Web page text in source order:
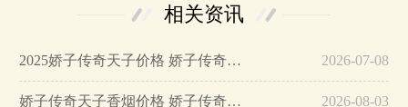
相关资讯
2025娇子传奇天子价格 娇子传奇天子香烟价格表图… 2026-07-08
娇子传奇天子香烟价格 娇子传奇天子细支香烟价格… 2026-08-03